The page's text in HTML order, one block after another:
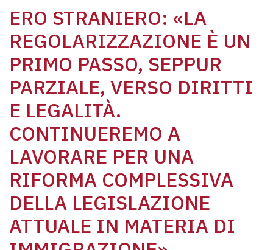
ERO STRANIERO: «LA
REGOLARIZZAZIONE È UN
PRIMO PASSO, SEPPUR
PARZIALE, VERSO DIRITTI
E LEGALITÀ.
CONTINUEREMO A
LAVORARE PER UNA
RIFORMA COMPLESSIVA
DELLA LEGISLAZIONE
ATTUALE IN MATERIA DI